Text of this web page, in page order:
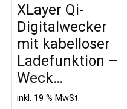
XLayer Qi-
Digitalwecker
mit kabelloser
Ladefunktion –
Weck…
inkl. 19 % MwSt.